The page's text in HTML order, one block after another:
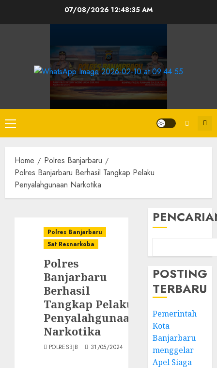
07/08/2026 12:48:36 AM
Home
Polres Banjarbaru
Polres Banjarbaru Berhasil Tangkap Pelaku
Penyalahgunaan Narkotika
Polres Banjarbaru
Sat Resnarkoba
Polres
Banjarbaru
Berhasil
Tangkap Pelaku
Penyalahgunaan
Narkotika
POLRESBJB 31/05/2024
POSTING
TERBARU
Pemerintah
Kota
Banjarbaru
menggelar
Apel Siaga